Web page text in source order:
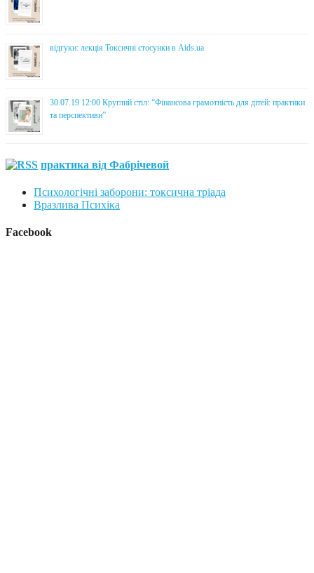
відгуки: лекція Токсичні стосунки в Aids.ua
30.07.19 12:00 Круглий стіл: “Фінансова грамотність для дітей: практики
та перспективи”
практика від Фабрічевой
Психологічні заборони: токсична тріада
Вразлива Психіка
Facebook